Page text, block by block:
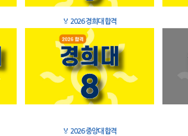
🏅 2026 경희대 합격
🏅 2026 중앙대 합격